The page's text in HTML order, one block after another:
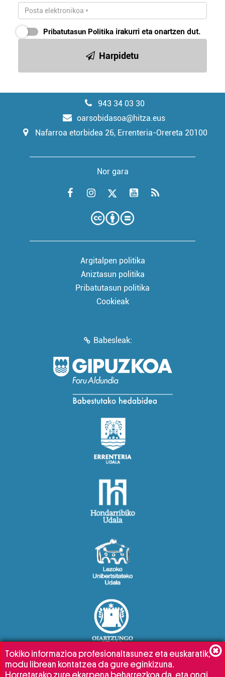
Pribatutasun Politika irakurri eta onartzen dut.
Harpidetu
943 34 03 30
oarsobidasoa@hitza.eus
Nafarroa etorbidea 26, Errenteria-Orereta 20100
Nor gara
Argitalpen politika
Aniztasun politika
Pribatutasun politika
Cookieak
Babesleak:
Tokiko informazioa profesionaltasunez eta euskaratik,
modu librean kontatzea da gure eginkizuna.
Horretarako zure ekarpena beharrezkoa da, eta ongi